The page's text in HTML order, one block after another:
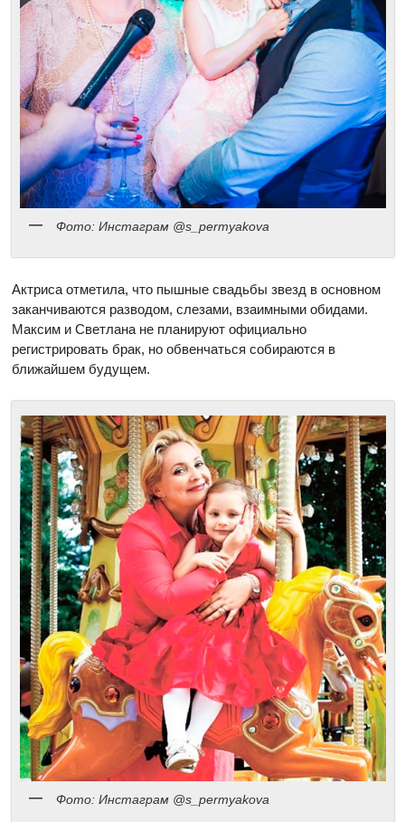
Фото: Инстаграм @s_permyakova
Актриса отметила, что пышные свадьбы звезд в основном
заканчиваются разводом, слезами, взаимными обидами.
Максим и Светлана не планируют официально
регистрировать брак, но обвенчаться собираются в
ближайшем будущем.
Фото: Инстаграм @s_permyakova